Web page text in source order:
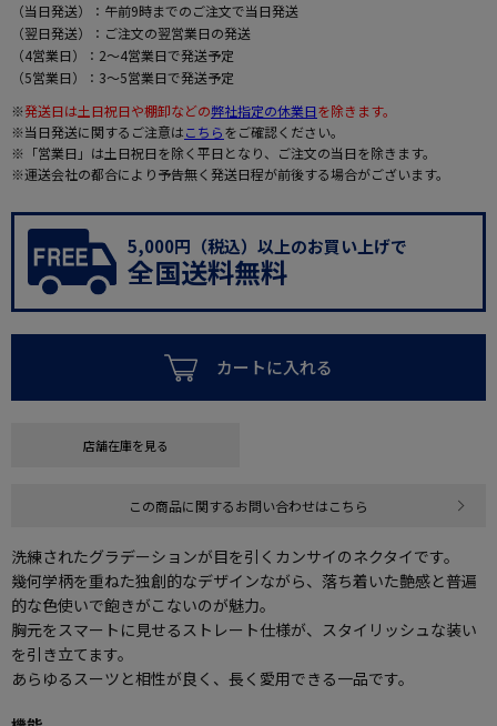
（当日発送）：午前9時までのご注文で当日発送
（翌日発送）：ご注文の翌営業日の発送
（4営業日）：2～4営業日で発送予定
（5営業日）：3～5営業日で発送予定
※発送日は土日祝日や棚卸などの弊社指定の休業日を除きます。
※当日発送に関するご注意はこちらをご確認ください。
※「営業日」は土日祝日を除く平日となり、ご注文の当日を除きます。
※運送会社の都合により予告無く発送日程が前後する場合がございます。
5,000円（税込）以上のお買い上げで
全国送料無料
カートに入れる
店舗在庫を見る
この商品に関するお問い合わせはこちら
洗練されたグラデーションが目を引くカンサイのネクタイです。
幾何学柄を重ねた独創的なデザインながら、落ち着いた艶感と普遍
的な色使いで飽きがこないのが魅力。
胸元をスマートに見せるストレート仕様が、スタイリッシュな装い
を引き立てます。
あらゆるスーツと相性が良く、長く愛用できる一品です。